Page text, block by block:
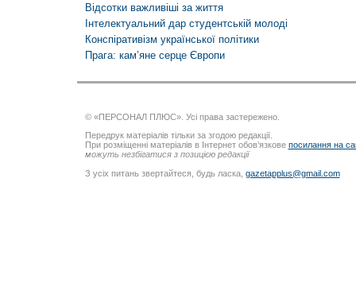
Відсотки важливіші за життя
Інтелектуальний дар студентській молоді
Конспіративізм української політики
Прага: кам’яне серце Європи
© «ПЕРСОНАЛ ПЛЮС». Усі права застережено.
Передрук матеріалів тільки за згодою редакції.
При розміщенні матеріалів в Інтернет обов’язкове посилання на
можуть незбігатися з позицією редакції
З усіх питань звертайтеся, будь ласка, gazetapplus@gmail.com